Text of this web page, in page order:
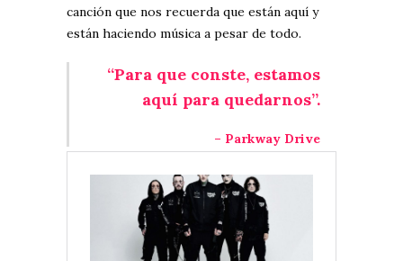
canción que nos recuerda que están aquí y
están haciendo música a pesar de todo.
“Para que conste, estamos
aquí para quedarnos”.
– Parkway Drive